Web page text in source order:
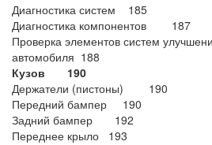
Диагностика систем 185
Диагностика компонентов 187
Проверка элементов систем
автомобиля 188
Кузов 190
Держатели (пистоны) 190
Передний бампер 190
Задний бампер 192
Переднее крыло 193